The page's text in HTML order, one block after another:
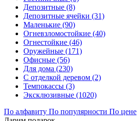
Депозитные (8)
Депозитные ячейки (31)
Маленькие (90)
Огневзломостойкие (40)
Огнестойкие (46)
Оружейные (171)
Офисные (56)
Для дома (230)
С отделкой деревом (2)
Темпокассы (3)
Эксклюзивные (1020)
По алфавиту По популярности По цене